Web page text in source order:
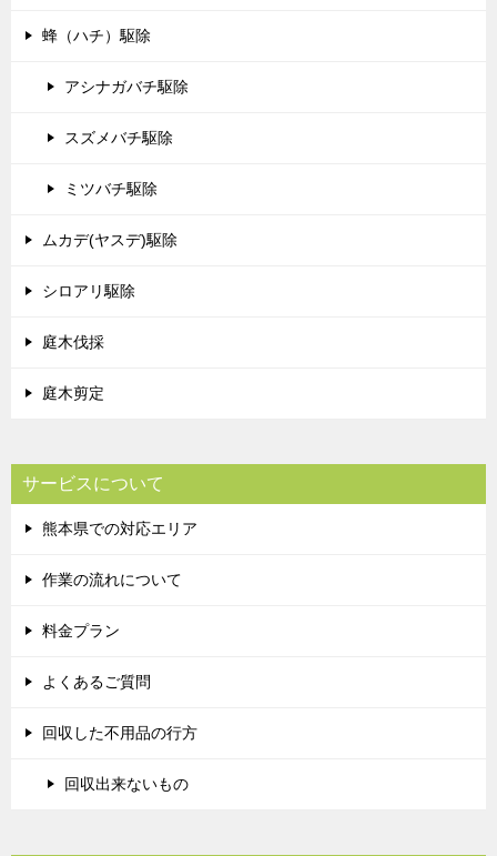
蜂（ハチ）駆除
アシナガバチ駆除
スズメバチ駆除
ミツバチ駆除
ムカデ(ヤスデ)駆除
シロアリ駆除
庭木伐採
庭木剪定
サービスについて
熊本県での対応エリア
作業の流れについて
料金プラン
よくあるご質問
回収した不用品の行方
回収出来ないもの